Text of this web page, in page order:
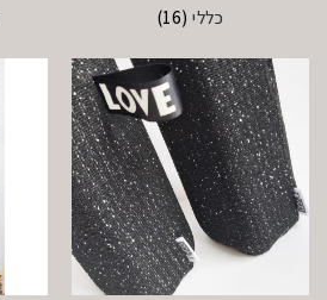
כללי (16)